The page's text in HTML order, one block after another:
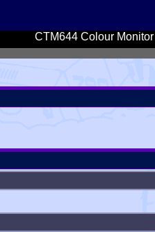
CTM644 Colour Monitor